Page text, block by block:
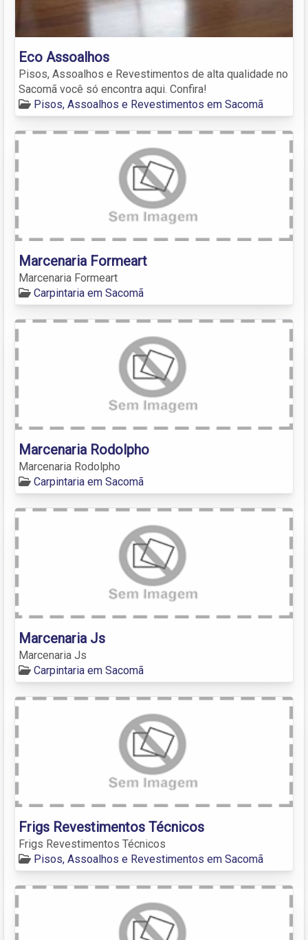
Eco Assoalhos
Pisos, Assoalhos e Revestimentos de alta qualidade no
Sacomã você só encontra aqui. Confira!
Pisos, Assoalhos e Revestimentos em Sacomã
Marcenaria Formeart
Marcenaria Formeart
Carpintaria em Sacomã
Marcenaria Rodolpho
Marcenaria Rodolpho
Carpintaria em Sacomã
Marcenaria Js
Marcenaria Js
Carpintaria em Sacomã
Frigs Revestimentos Técnicos
Frigs Revestimentos Técnicos
Pisos, Assoalhos e Revestimentos em Sacomã